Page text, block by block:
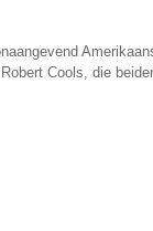
Cools, die